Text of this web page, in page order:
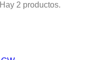
Hay 2 productos.